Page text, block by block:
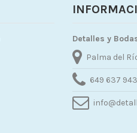
Detalles y
Palma del
649 637 943